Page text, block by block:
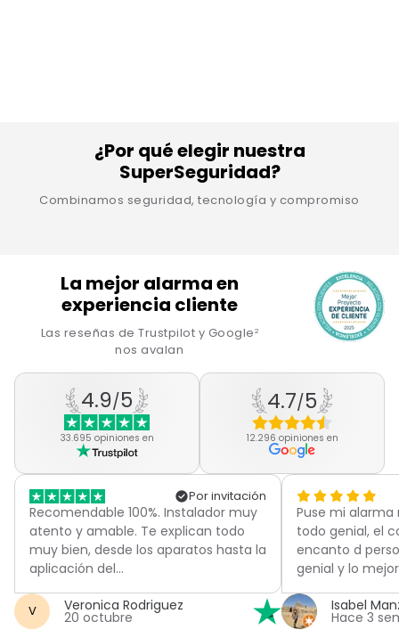
¿Por qué elegir nuestra
SuperSeguridad?
Combinamos seguridad, tecnología y compromiso
La mejor alarma en
experiencia cliente
Las reseñas de Trustpilot y Google2
nos avalan
4.9/5
33.695 opiniones en
4.7/5
12.296 opiniones en
Por invitación
Recomendable 100%. Instalador muy
atento y amable. Te explican todo
muy bien, desde los aparatos hasta la
aplicación del…
V Veronica Rodriguez
20 octubre
Puse mi
todo genial, el
encanto d
genial y lo
Isabel
Hace 3